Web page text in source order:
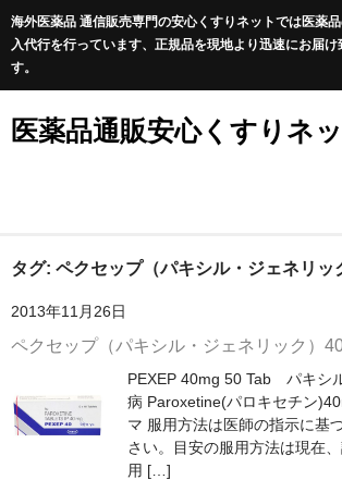
海外医薬品 通信販売専門の安心くすりネットでは医薬
入代行を行っています、正規品を現地より迅速にお届け
す。
医薬品通販安心くすりネ
ホーム
利用規約
サイトマップ
良くある質問
プライバシーポリシー
タグ: ペクセップ（パキシル・ジェネリッ
2013年11月26日
ペクセップ（パキシル・ジェネリック）
PEXEP 40mg 50 Tab パキシ
病 Paroxetine(パロキセチン
マ 服用方法は医師の指示に基
さい。目安の服用方法は現在
用 […]